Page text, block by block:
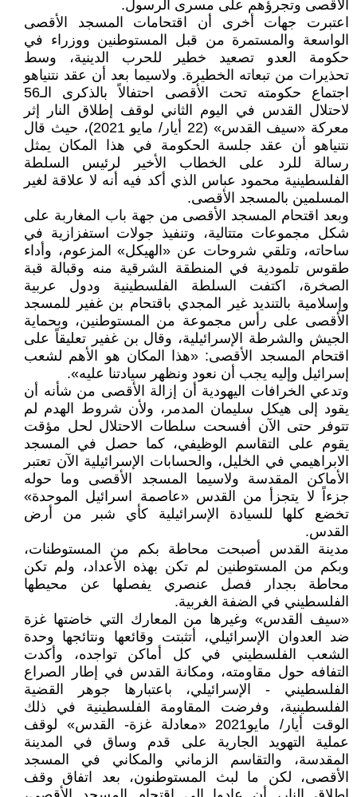
الأقصى وتجرؤهم على مسرى الرسول.
اعتبرت جهات أخرى أن اقتحامات المسجد الأقصى
الواسعة والمستمرة من قبل المستوطنين ووزراء في
حكومة العدو تصعيد خطير للحرب الدينية، وسط
تحذيرات من تبعاته الخطيرة. ولاسيما بعد أن عقد نتنياهو
اجتماع حكومته تحت الأقصى احتفالاً بالذكرى الـ56
لاحتلال القدس في اليوم الثاني لوقف إطلاق النار إثر
معركة «سيف القدس» (22 أيار/ مايو 2021)، حيث قال
نتنياهو أن عقد جلسة الحكومة في هذا المكان يمثل
رسالة للرد على الخطاب الأخير لرئيس السلطة
الفلسطينية محمود عباس الذي أكد فيه أنه لا علاقة لغير
المسلمين بالمسجد الأقصى.
وبعد اقتحام المسجد الأقصى من جهة باب المغاربة على
شكل مجموعات متتالية، وتنفيذ جولات استفزازية في
ساحاته، وتلقي شروحات عن «الهيكل» المزعوم، وأداء
طقوس تلمودية في المنطقة الشرقية منه وقبالة قبة
الصخرة، اكتفت السلطة الفلسطينية ودول عربية
وإسلامية بالتنديد غير المجدي باقتحام بن غفير للمسجد
الأقصى على رأس مجموعة من المستوطنين، وبحماية
الجيش والشرطة الإسرائيلية، وقال بن غفير تعليقاً على
اقتحام المسجد الأقصى: «هذا المكان هو الأهم لشعب
إسرائيل وإليه يجب أن نعود ونظهر سيادتنا عليه».
وتدعي الخرافات اليهودية أن إزالة الأقصى من شأنه أن
يقود إلى هيكل سليمان المدمر، ولأن شروط الهدم لم
تتوفر حتى الآن أفسحت سلطات الاحتلال لحل مؤقت
يقوم على التقاسم الوظيفي، كما حصل في المسجد
الابراهيمي في الخليل، والحسابات الإسرائيلية الآن تعتبر
الأماكن المقدسة ولاسيما المسجد الأقصى وما حوله
جزءاً لا يتجزأ من القدس «عاصمة اسرائيل الموحدة»
تخضع كلها للسيادة الإسرائيلية كأي شبر من أرض
القدس.
مدينة القدس أصبحت محاطة بكم من المستوطنات،
وبكم من المستوطنين لم تكن بهذه الأعداد، ولم تكن
محاطة بجدار فصل عنصري يفصلها عن محيطها
الفلسطيني في الضفة الغربية.
«سيف القدس» وغيرها من المعارك التي خاضتها غزة
ضد العدوان الإسرائيلي، أتثبتت وقائعها ونتائجها وحدة
الشعب الفلسطيني في كل أماكن تواجده، وأكدت
التفافه حول مقاومته، ومكانة القدس في إطار الصراع
الفلسطيني - الإسرائيلي، باعتبارها جوهر القضية
الفلسطينية، وفرضت المقاومة الفلسطينية في ذلك
الوقت أيار/ مايو2021 «معادلة غزة- القدس» لوقف
عملية التهويد الجارية على قدم وساق في المدينة
المقدسة، والتقاسم الزماني والمكاني في المسجد
الأقصى، لكن ما لبث المستوطنون، بعد اتفاق وقف